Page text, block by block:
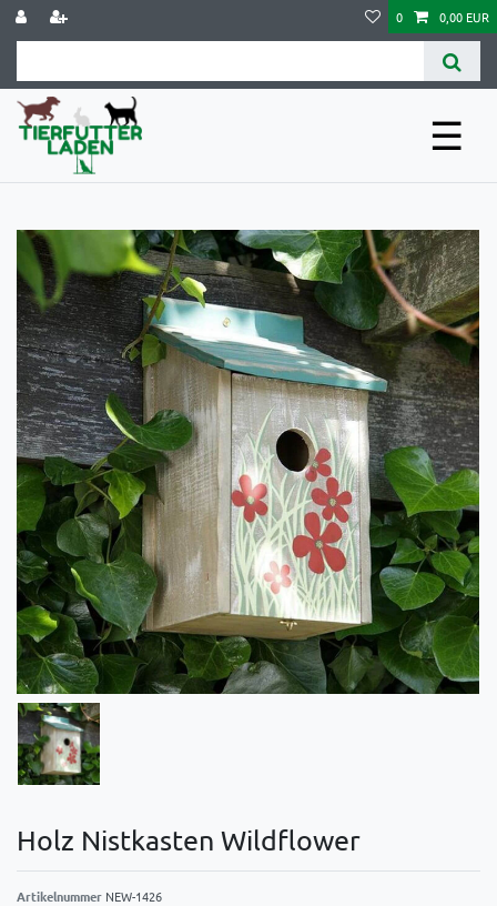
0 0,00 EUR
☰
Holz Nistkasten Wildflower
Artikelnummer NEW-1426